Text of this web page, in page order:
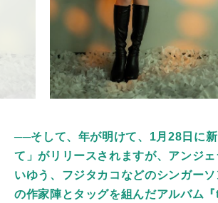
──そして、年が明けて、1月28日に
て」がリリースされますが、アンジ
いゆう、フジタカコなどのシンガー
の作家陣とタッグを組んだアルバム